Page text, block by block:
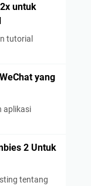
untuk
tutorial
yang
aplikasi
2 Untuk
tentang